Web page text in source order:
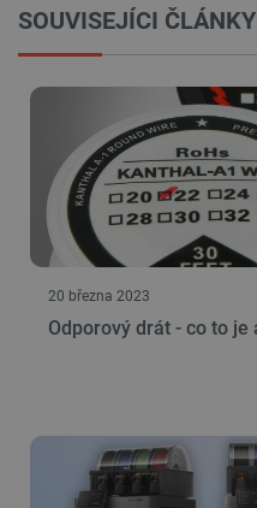
SOUVISEJÍCI ČLÁNKY
20 března 2023
Odporový drát - co to je